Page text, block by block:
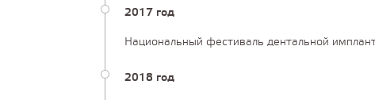
2017 год
Национальный фестиваль дентальной
2018 год